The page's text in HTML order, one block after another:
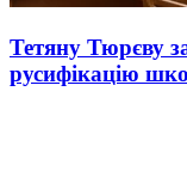
Тетяну Тюрєву
русифікацію